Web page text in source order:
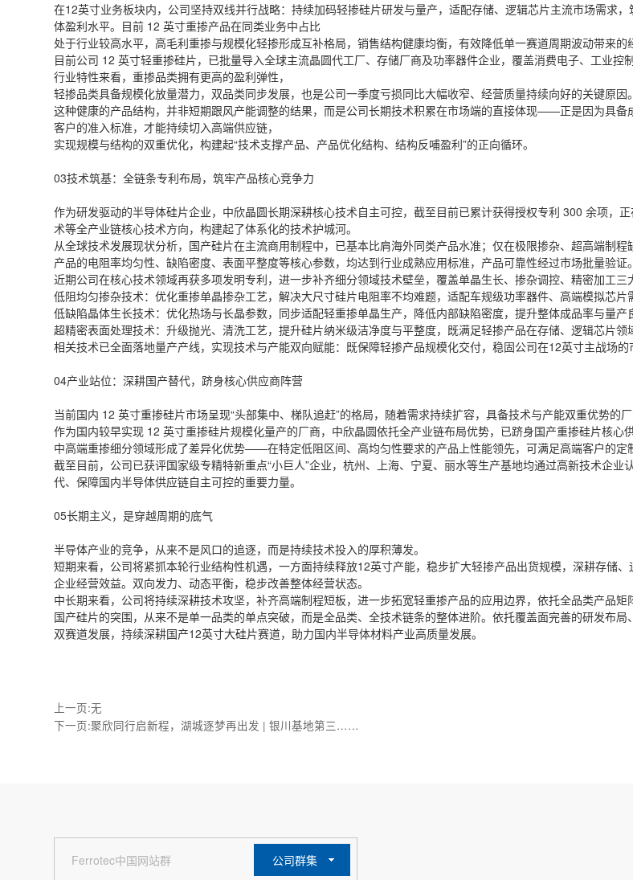
在12英寸业务板块内，公司坚持双线并行战略：持续加码轻掺硅片研发与量产，适配存储、逻辑芯片主流市场需求
体盈利水平。目前 12 英寸重掺产品在同类业务中占比
处于行业较高水平，高毛利重掺与规模化轻掺形成互补格局，销售结构健康均衡，有效降低单一赛道周期波动带来的
目前公司 12 英寸轻重掺硅片，已批量导入全球主流晶圆代工厂、存储厂商及功率器件企业，覆盖消费电子、工业
行业特性来看，重掺品类拥有更高的盈利弹性，
轻掺品类具备规模化放量潜力，双品类同步发展，也是公司一季度亏损同比大幅收窄、经营质量持续向好的关键原因。
这种健康的产品结构，并非短期跟风产能调整的结果，而是公司长期技术积累在市场端的直接体现——正是因为具
客户的准入标准，才能持续切入高端供应链，
实现规模与结构的双重优化，构建起“技术支撑产品、产品优化结构、结构反哺盈利”的正向循环。
03技术筑基：全链条专利布局，筑牢产品核心竞争力
作为研发驱动的半导体硅片企业，中欣晶圆长期深耕核心技术自主可控，截至目前已累计获得授权专利 300 余项，
术等全产业链核心技术方向，构建起了体系化的技术护城河。
从全球技术发展现状分析，国产硅片在主流商用制程中，已基本比肩海外同类产品水准；仅在极限掺杂、超高端制
产品的电阻率均匀性、缺陷密度、表面平整度等核心参数，均达到行业成熟应用标准，产品可靠性经过市场批量验证。
近期公司在核心技术领域再获多项发明专利，进一步补齐细分领域技术壁垒，覆盖单晶生长、掺杂调控、精密加工三
低阻均匀掺杂技术：优化重掺单晶掺杂工艺，解决大尺寸硅片电阻率不均难题，适配车规级功率器件、高端模拟芯片
低缺陷晶体生长技术：优化热场与长晶参数，同步适配轻重掺单晶生产，降低内部缺陷密度，提升整体成品率与量产
超精密表面处理技术：升级抛光、清洗工艺，提升硅片纳米级洁净度与平整度，既满足轻掺产品在存储、逻辑芯片领
相关技术已全面落地量产产线，实现技术与产能双向赋能：既保障轻掺产品规模化交付，稳固公司在12英寸主战场
04产业站位：深耕国产替代，跻身核心供应商阵营
当前国内 12 英寸重掺硅片市场呈现“头部集中、梯队追赶”的格局，随着需求持续扩容，具备技术与产能双重优势的
作为国内较早实现 12 英寸重掺硅片规模化量产的厂商，中欣晶圆依托全产业链布局优势，已跻身国产重掺硅片核
中高端重掺细分领域形成了差异化优势——在特定低阻区间、高均匀性要求的产品上性能领先，可满足高端客户的定
截至目前，公司已获评国家级专精特新重点“小巨人”企业，杭州、上海、宁夏、丽水等生产基地均通过高新技术企
代、保障国内半导体供应链自主可控的重要力量。
05长期主义，是穿越周期的底气
半导体产业的竞争，从来不是风口的追逐，而是持续技术投入的厚积薄发。
短期来看，公司将紧抓本轮行业结构性机遇，一方面持续释放12英寸产能，稳步扩大轻掺产品出货规模，深耕存储
企业经营效益。双向发力、动态平衡，稳步改善整体经营状态。
中长期来看，公司将持续深耕技术攻坚，补齐高端制程短板，进一步拓宽轻重掺产品的应用边界，依托全品类产品矩
国产硅片的突围，从来不是单一品类的单点突破，而是全品类、全技术链条的整体进阶。依托覆盖面完善的研发布
双赛道发展，持续深耕国产12英寸大硅片赛道，助力国内半导体材料产业高质量发展。
上一页:无
下一页:聚欣同行启新程，湖城逐梦再出发 | 银川基地第三……
Ferrotec中国网站群 公司群集